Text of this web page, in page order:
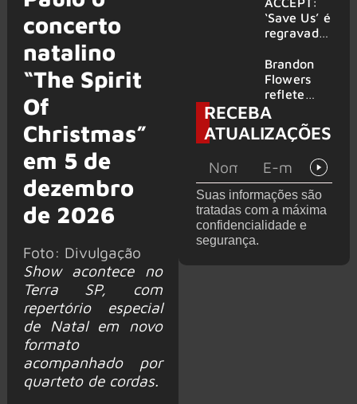
concerto
natalino
“The Spirit
Of
Christmas”
em 5 de
dezembro
de 2026
Foto: Divulgação
Show acontece no
Terra SP, com
repertório especial
de Natal em novo
formato
acompanhado por
quarteto de cordas.
“Fortress”
gravada
am Ring
2026
‘Save Us’ é
regravada
membros
do GHOST
e KORN
Brandon
Flowers
reflete
sobre o
futuro e
levanta
de de
deixar os
palcos
RECEBA
ATUALIZAÇÕES
Suas informações são
tratadas com a máxima
confidencialidade e
segurança.